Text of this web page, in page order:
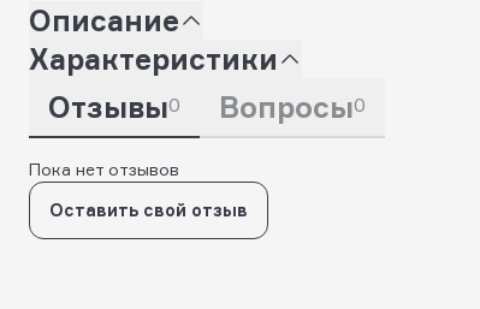
Описание
Характеристики
Отзывы0 Вопросы0
Пока нет отзывов
Оставить свой отзыв